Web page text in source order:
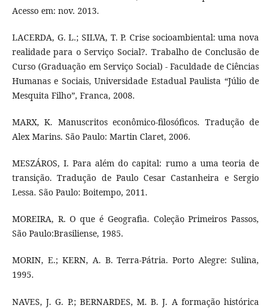
Acesso em: nov. 2013.
LACERDA, G. L.; SILVA, T. P. Crise socioambiental: uma nova
realidade para o Serviço Social?. Trabalho de Conclusão de
Curso (Graduação em Serviço Social) - Faculdade de Ciências
Humanas e Sociais, Universidade Estadual Paulista “Júlio de
Mesquita Filho”, Franca, 2008.
MARX, K. Manuscritos econômico-filosóficos. Tradução de
Alex Marins. São Paulo: Martin Claret, 2006.
MESZÁROS, I. Para além do capital: rumo a uma teoria de
transição. Tradução de Paulo Cesar Castanheira e Sergio
Lessa. São Paulo: Boitempo, 2011.
MOREIRA, R. O que é Geografia. Coleção Primeiros Passos,
São Paulo:Brasiliense, 1985.
MORIN, E.; KERN, A. B. Terra-Pátria. Porto Alegre: Sulina,
1995.
NAVES, J. G. P.; BERNARDES, M. B. J. A formação histórica